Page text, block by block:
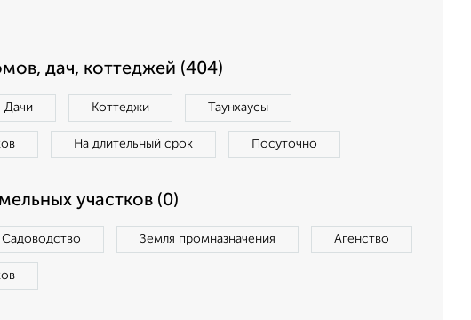
дач, коттеджей (404)
Дачи Коттеджи Таунхаусы
На длительный срок Посуточно
участков (0)
Садоводство Земля промназначения Агенство